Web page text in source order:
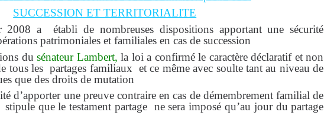
SUCCESSION ET TERRITORIALITE
2008 a
établi de nombreuses dispositions apportant une sécurité
patrimoniales et familiales en cas de succession
dusénateur Lambert, la loi a confirmé le caractère déclaratif et non
tous les partages familiaux et ce même avec soulte tant au niveau de
que des droits de mutation
d’apporter une preuve contraire en cas de démembrement familial de
stipule que le testament partage ne sera imposé qu’au jour du partage